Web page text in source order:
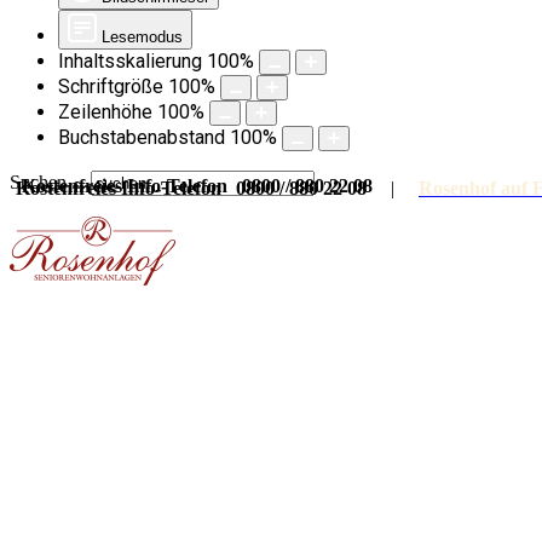
Lesemodus
Inhaltsskalierung 100%
Schriftgröße 100%
Zeilenhöhe 100%
Buchstabenabstand 100%
Suchen ...
Kostenfreies Info-Telefon 0800 / 880 22 08| Rosenhof auf
Kostenfreies Info-Telefon 0800 / 880 22 08